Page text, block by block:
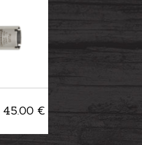
45.00 €